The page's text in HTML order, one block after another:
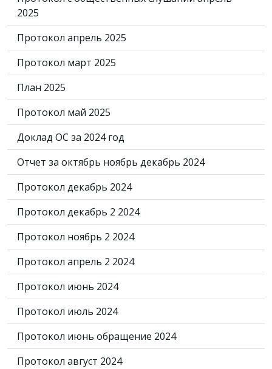
2025
Протокол апрель 2025
Протокол март 2025
План 2025
Протокол май 2025
Доклад ОС за 2024 год
Отчет за октябрь ноябрь декабрь 2024
Протокол декабрь 2024
Протокол декабрь 2 2024
Протокол ноябрь 2 2024
Протокол апрель 2 2024
Протокол июнь 2024
Протокол июль 2024
Протокол июнь обращение 2024
Протокол август 2024